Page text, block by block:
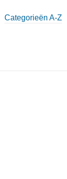
Categorieën A-Z